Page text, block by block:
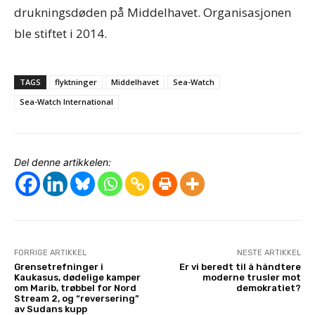
drukningsdøden på Middelhavet. Organisasjonen
ble stiftet i 2014.
TAGS flyktninger Middelhavet
Sea-Watch
Sea-Watch International
Del denne artikkelen:
FORRIGE ARTIKKEL
Grensetrefninger i
Kaukasus, dødelige kamper
om Marib, trøbbel for Nord
Stream 2, og “reversering”
av Sudans kupp
NESTE ARTIKKEL
Er vi beredt til å håndtere
moderne trusler mot
demokratiet?